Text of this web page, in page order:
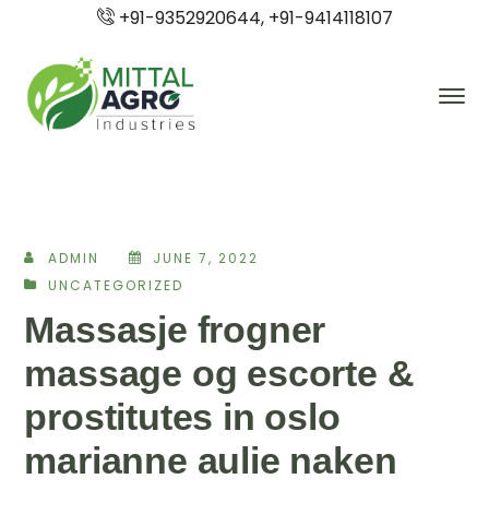
+91-9352920644, +91-9414118107
ADMIN
JUNE 7, 2022
UNCATEGORIZED
Massasje frogner
massage og escorte &
prostitutes in oslo
marianne aulie naken